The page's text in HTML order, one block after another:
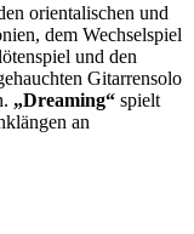
orientalischen und
dem Wechselspiel
und den
Gitarrensolo
„Dreaming“ spielt
an